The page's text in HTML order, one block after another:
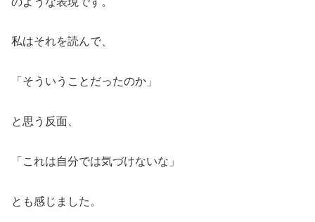
私はそれを読んで、
「そういうことだったのか」
と思う反面、
「これは自分では気づけないな」
とも感じました。